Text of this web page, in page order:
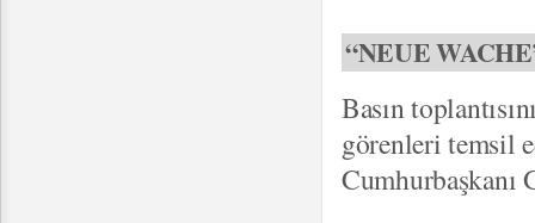
“NEUE
Basın
görenleri temsil
Cumhurbaşkanı